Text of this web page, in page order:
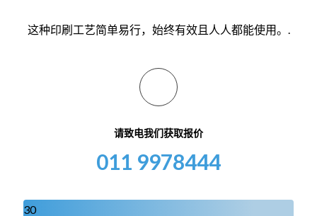
这种印刷工艺简单易行，始终有效且人人都能使用。.
请致电我们获取报价
011 9978444
30